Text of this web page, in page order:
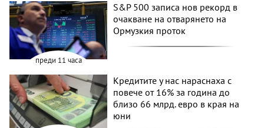
преди 11 часа
S&P 500 записа нов рекорд в
очакване на отварянето на
Ормузкия проток
Кредитите у нас нараснаха с
повече от 16% за година до
близо 66 млрд. евро в края на
юни